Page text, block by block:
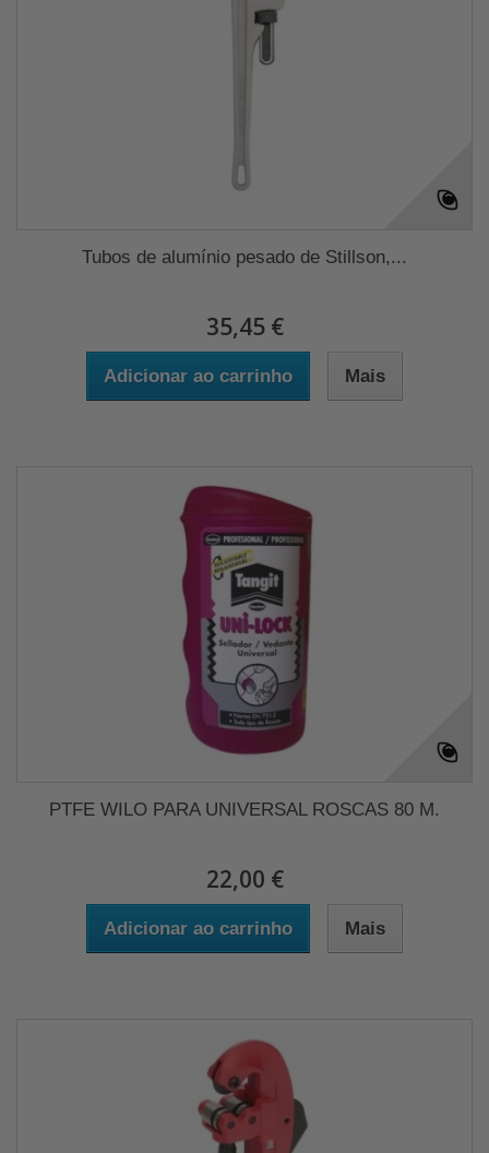
Tubos de alumínio pesado de Stillson,...
35,45 €
Adicionar ao carrinho Mais
PTFE WILO PARA UNIVERSAL ROSCAS 80 M.
22,00 €
Adicionar ao carrinho Mais